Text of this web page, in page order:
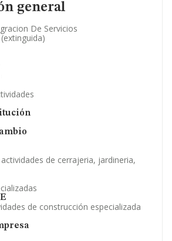
general
De Servicios
de cerrajeria, jardineria,
de construcción especializada
publicados sobre la empresa.
y registral complementaria.